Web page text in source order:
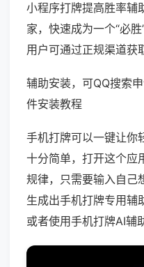
小程序打牌提高胜率辅
家，快速成为一个“必
用户可通过正规渠道获
辅助安装，可QQ搜索
件安装教程
手机打牌可以一键让你
十分简单，打开这个应
规律，只需要输入自己
生成出手机打牌专用辅
或者使用手机打牌AI辅